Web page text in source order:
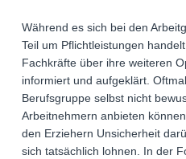
Während es sich bei den
Teil um Pflichtleistungen
Fachkräfte über ihre weiteren
informiert und aufgeklärt.
Berufsgruppe selbst nicht
Arbeitnehmern anbieten
den Erziehern Unsicherheit
sich tatsächlich lohnen. In der